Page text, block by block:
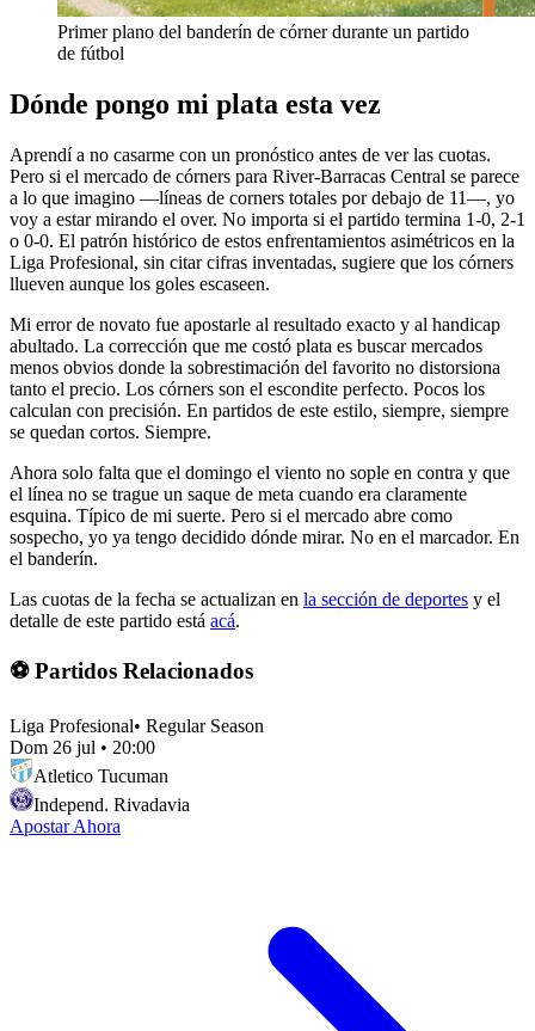
Primer plano del banderín de córner durante un partido
de fútbol
Dónde pongo mi plata esta vez
Aprendí a no casarme con un pronóstico antes de ver las cuotas.
Pero si el mercado de córners para River-Barracas Central se parece
a lo que imagino —líneas de corners totales por debajo de 11—, yo
voy a estar mirando el over. No importa si el partido termina 1-0, 2-1
o 0-0. El patrón histórico de estos enfrentamientos asimétricos en la
Liga Profesional, sin citar cifras inventadas, sugiere que los córners
llueven aunque los goles escaseen.
Mi error de novato fue apostarle al resultado exacto y al handicap
abultado. La corrección que me costó plata es buscar mercados
menos obvios donde la sobrestimación del favorito no distorsiona
tanto el precio. Los córners son el escondite perfecto. Pocos los
calculan con precisión. En partidos de este estilo, siempre, siempre
se quedan cortos. Siempre.
Ahora solo falta que el domingo el viento no sople en contra y que
el línea no se trague un saque de meta cuando era claramente
esquina. Típico de mi suerte. Pero si el mercado abre como
sospecho, yo ya tengo decidido dónde mirar. No en el marcador. En
el banderín.
Las cuotas de la fecha se actualizan en la sección de deportes y el
detalle de este partido está acá.
⚽ Partidos Relacionados
Liga Profesional• Regular Season
Dom 26 jul • 20:00
Atletico Tucuman
Independ. Rivadavia
Apostar Ahora